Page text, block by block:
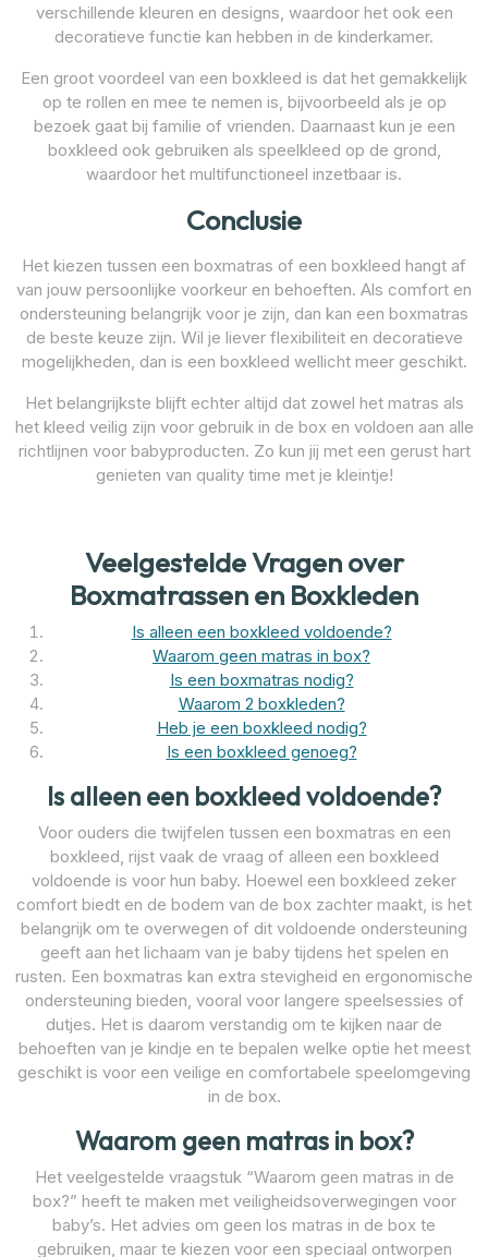
verschillende kleuren en designs, waardoor het ook een
decoratieve functie kan hebben in de kinderkamer.
Een groot voordeel van een boxkleed is dat het gemakkelijk
op te rollen en mee te nemen is, bijvoorbeeld als je op
bezoek gaat bij familie of vrienden. Daarnaast kun je een
boxkleed ook gebruiken als speelkleed op de grond,
waardoor het multifunctioneel inzetbaar is.
Conclusie
Het kiezen tussen een boxmatras of een boxkleed hangt af
van jouw persoonlijke voorkeur en behoeften. Als comfort en
ondersteuning belangrijk voor je zijn, dan kan een boxmatras
de beste keuze zijn. Wil je liever flexibiliteit en decoratieve
mogelijkheden, dan is een boxkleed wellicht meer geschikt.
Het belangrijkste blijft echter altijd dat zowel het matras als
het kleed veilig zijn voor gebruik in de box en voldoen aan alle
richtlijnen voor babyproducten. Zo kun jij met een gerust hart
genieten van quality time met je kleintje!
Veelgestelde Vragen over
Boxmatrassen en Boxkleden
Is alleen een boxkleed voldoende?
Waarom geen matras in box?
Is een boxmatras nodig?
Waarom 2 boxkleden?
Heb je een boxkleed nodig?
Is een boxkleed genoeg?
Is alleen een boxkleed voldoende?
Voor ouders die twijfelen tussen een boxmatras en een
boxkleed, rijst vaak de vraag of alleen een boxkleed
voldoende is voor hun baby. Hoewel een boxkleed zeker
comfort biedt en de bodem van de box zachter maakt, is het
belangrijk om te overwegen of dit voldoende ondersteuning
geeft aan het lichaam van je baby tijdens het spelen en
rusten. Een boxmatras kan extra stevigheid en ergonomische
ondersteuning bieden, vooral voor langere speelsessies of
dutjes. Het is daarom verstandig om te kijken naar de
behoeften van je kindje en te bepalen welke optie het meest
geschikt is voor een veilige en comfortabele speelomgeving
in de box.
Waarom geen matras in box?
Het veelgestelde vraagstuk “Waarom geen matras in de
box?” heeft te maken met veiligheidsoverwegingen voor
baby’s. Het advies om geen los matras in de box te
gebruiken, maar te kiezen voor een speciaal ontworpen